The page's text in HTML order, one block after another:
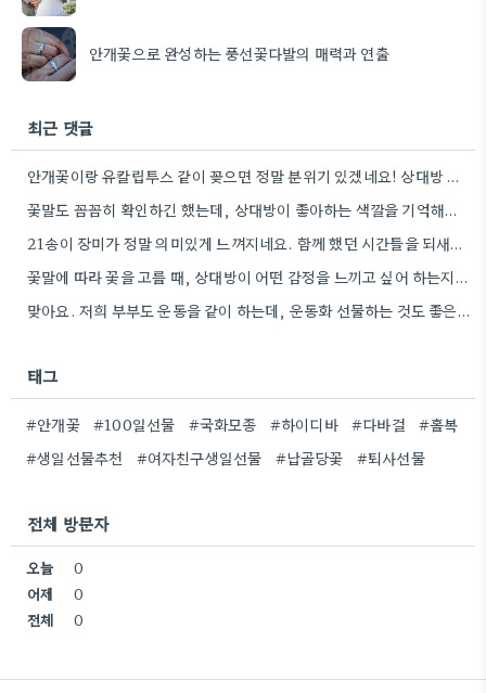
안개꽃으로 완성하는 풍선꽃다발의 매력과 연출
최근 댓글
안개꽃이랑 유칼립투스 같이 꽂으면 정말 분위기 있겠네요! 상대방 취향 생각하는 것도 좋지만, 꽃말도 고려하면 센스+
꽃말도 꼼꼼히 확인하긴 했는데, 상대방이 좋아하는 색깔을 기억해두는 게 더 센스 있을 것 같아요.
21송이 장미가 정말 의미있게 느껴지네요. 함께 했던 시간들을 되새기며 선물을 고른다는 마음이 잘 전달될 것…
꽃말에 따라 꽃을 고를 때, 상대방이 어떤 감정을 느끼고 싶어 하는지 생각하는 게 정말 좋은…
맞아요. 저희 부부도 운동을 같이 하는데, 운동화 선물하는 것도 좋은 생각이었네요. 꽃과 함께라면 더 센스…
태그
#안개꽃 #100일선물 #국화모종 #하이디바 #다바걸
#홀복
#생일선물추천
#여자친구생일선물 #납골당꽃 #퇴사선물
전체 방문자
오늘
0
어제
0
전체
0